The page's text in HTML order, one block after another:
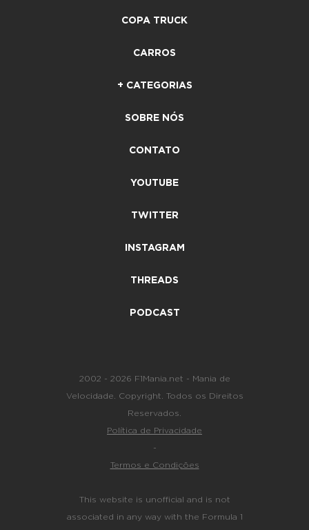
COPA TRUCK
CARROS
+ CATEGORIAS
SOBRE NÓS
CONTATO
YOUTUBE
TWITTER
INSTAGRAM
THREADS
PODCAST
2002 - 2026 F1Mania.net - Mania de
Velocidade. Copyright. Todos os Direitos
Reservados.
Política de Privacidade
-
Termos e Condições
This website is unofficial and is not
associated in any way with the Formula 1